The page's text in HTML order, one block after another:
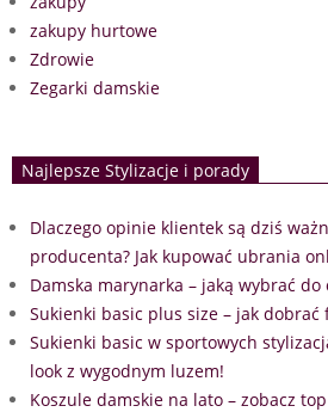
zakupy hurtowe
Zdrowie
Zegarki damskie
Najlepsze Stylizacje i porady
Dlaczego opinie klientek są dziś
producenta? Jak kupować ubrania
Damska marynarka – jaką wybrać
Sukienki basic plus size – jak dobrać
Sukienki basic w sportowych
look z wygodnym luzem!
Koszule damskie na lato – zobacz